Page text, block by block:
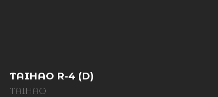
TAIHAO R-4 (D)
TAIHAO